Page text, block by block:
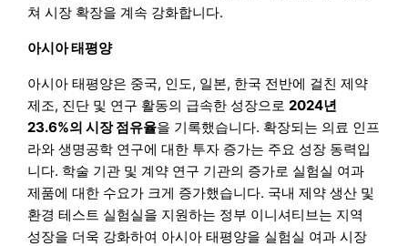
쳐 시장 확장을 계속 강화합니다.
아시아 태평양
아시아 태평양은 중국, 인도, 일본, 한국 전반에 걸친 제약
제조, 진단 및 연구 활동의 급속한 성장으로2024년
23.6%의 시장 점유율을 기록했습니다. 확장되는 의료 인프
라와 생명공학 연구에 대한 투자 증가는 주요 성장 동력입
니다. 학술 기관 및 계약 연구 기관의 증가로 실험실 여과
제품에 대한 수요가 크게 증가했습니다. 국내 제약 생산 및
환경 테스트 실험실을 지원하는 정부 이니셔티브는 지역
성장을 더욱 강화하여 아시아 태평양을 실험실 여과 시장